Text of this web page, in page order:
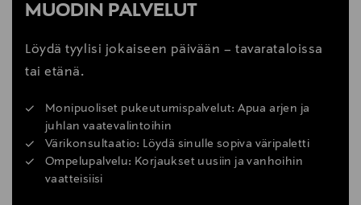
MUODIN PALVELUT
Löydä tyylisi jokaiseen päivään – tavarataloissa
tai etänä.
Monipuoliset pukeutumispalvelut: Apua arjen ja
juhlan vaatevalintoihin
Värikonsultaatio: Löydä sinulle sopiva väripaletti
Ompelupalvelu: Korjaukset uusiin ja vanhoihin
vaatteisiisi